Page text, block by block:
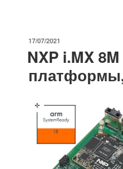
ОПУБЛИКОВАНО
17/07/2021
NXP i.MX